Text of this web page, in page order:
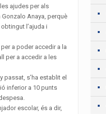
ajudes per als
Anaya, perquè
l’ajuda i
a poder accedir a la
per a accedir a les
passat, s’ha establit el
inferior a 10 punts
escolar, és a dir,